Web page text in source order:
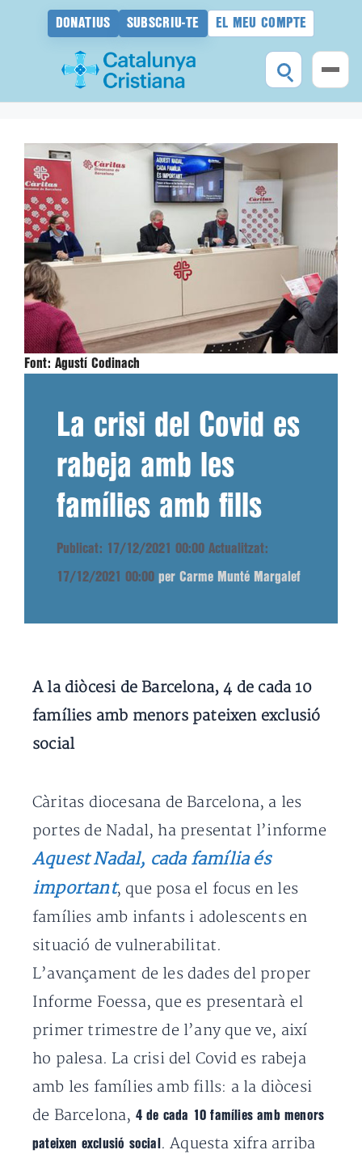
DONATIUS SUBSCRIU-TE EL MEU COMPTE
Font: Agustí Codinach
La crisi del Covid es
rabeja amb les
famílies amb fills
Publicat: 17/12/2021 00:00 Actualitzat:
17/12/2021 00:00 per Carme Munté Margalef
A la diòcesi de Barcelona, 4 de cada 10
famílies amb menors pateixen exclusió
social
Càritas diocesana de Barcelona, a les
portes de Nadal, ha presentat l’informe
Aquest Nadal, cada família és
important, que posa el focus en les
famílies amb infants i adolescents en
situació de vulnerabilitat.
L’avançament de les dades del proper
Informe Foessa, que es presentarà el
primer trimestre de l’any que ve, així
ho palesa. La crisi del Covid es rabeja
amb les famílies amb fills: a la diòcesi
de Barcelona, 4 de cada 10 famílies amb menors
pateixen exclusió social . Aquesta xifra arriba